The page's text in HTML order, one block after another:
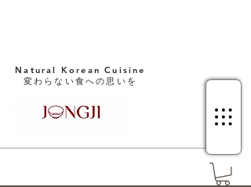
Natural Korean Cuisine​
変わらない食への思いを